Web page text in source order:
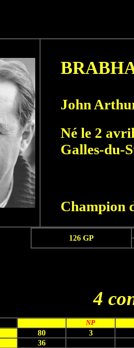
John
Né le 2
Galles-du-
Champion
126 GP
4
NP
80
3
36